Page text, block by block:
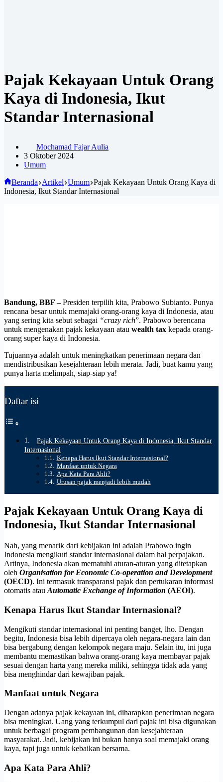
Pajak Kekayaan Untuk Orang
Kaya di Indonesia, Ikut
Standar Internasional
Mochamad Fajar Aulia
3 Oktober 2024
Umum
Beranda Artikel Umum Pajak Kekayaan Untuk Orang Kaya di
Indonesia, Ikut Standar Internasional
Bandung, BBF –Presiden terpilih kita, Prabowo Subianto. Punya
rencana besar untuk memajaki orang-orang kaya di Indonesia, atau
yang sering kita sebut sebagai “crazy rich”. Prabowo berencana
untuk mengenakan pajak kekayaan atau wealth tax kepada orang-
orang super kaya di Indonesia.
Tujuannya adalah untuk meningkatkan penerimaan negara dan
mendistribusikan kesejahteraan lebih merata. Jadi, buat kamu yang
punya harta melimpah, siap-siap ya!
Daftar isi
Pajak Kekayaan Untuk Orang Kaya di Indonesia, Ikut Standar
Internasional
Kenapa Harus Ikut Standar Internasional?
Manfaat untuk Negara
Apa Kata Para Ahli?
Urusan pajak menjadi lebih mudah
Pajak Kekayaan Untuk Orang Kaya di
Indonesia, Ikut Standar Internasional
Nah, yang menarik dari kebijakan ini adalah Prabowo ingin
Indonesia mengikuti standar internasional dalam hal perpajakan.
Artinya, Indonesia akan mematuhi aturan-aturan yang ditetapkan
oleh Organisation for Economic Co-operation and Development
(OECD). Ini termasuk transparansi pajak dan pertukaran informasi
otomatis atau Automatic Exchange of Information (AEOI).
Kenapa Harus Ikut Standar Internasional?
Mengikuti standar internasional ini penting banget, lho. Dengan
begitu, Indonesia bisa lebih dipercaya oleh negara-negara lain dan
bisa bergabung dengan kelompok negara maju. Selain itu, ini juga
membantu memastikan bahwa orang-orang kaya membayar pajak
sesuai dengan harta yang mereka miliki, sehingga tidak ada yang
bisa menghindar dari kewajiban pajak.
Manfaat untuk Negara
Dengan adanya pajak kekayaan ini, diharapkan penerimaan negara
bisa meningkat. Uang yang terkumpul dari pajak ini bisa digunakan
untuk berbagai program pembangunan dan kesejahteraan
masyarakat. Jadi, kebijakan ini bukan hanya soal memajaki orang
kaya, tapi juga untuk kebaikan bersama.
Apa Kata Para Ahli?